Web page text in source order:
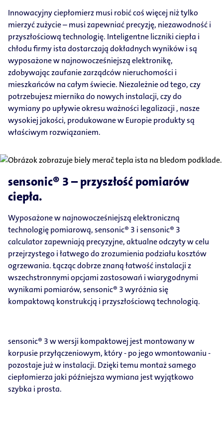
Innowacyjny ciepłomierz musi robić coś więcej niż tylko
mierzyć zużycie – musi zapewniać precyzję, niezawodność i
przyszłościową technologię. Inteligentne liczniki ciepła i
chłodu firmy ista dostarczają dokładnych wyników i są
wyposażone w najnowocześniejszą elektronikę,
zdobywając zaufanie zarządców nieruchomości i
mieszkańców na całym świecie. Niezależnie od tego, czy
potrzebujesz miernika do nowych instalacji, czy do
wymiany po upływie okresu ważności legalizacji , nasze
wysokiej jakości, produkowane w Europie produkty są
właściwym rozwiązaniem.
sensonic® 3 – przyszłość pomiarów
ciepła.
Wyposażone w najnowocześniejszą elektroniczną
technologię pomiarową, sensonic® 3 i sensonic® 3
calculator zapewniają precyzyjne, aktualne odczyty w celu
przejrzystego i łatwego do zrozumienia podziału kosztów
ogrzewania. Łącząc dobrze znaną łatwość instalacji z
wszechstronnymi opcjami zastosowań i wiarygodnymi
wynikami pomiarów, sensonic® 3 wyróżnia się
kompaktową konstrukcją i przyszłościową technologią.
sensonic® 3 w wersji kompaktowej jest montowany w
korpusie przyłączeniowym, który - po jego wmontowaniu -
pozostaje już w instalacji. Dzięki temu montaż samego
ciepłomierza jaki późniejsza wymiana jest wyjątkowo
szybka i prosta.